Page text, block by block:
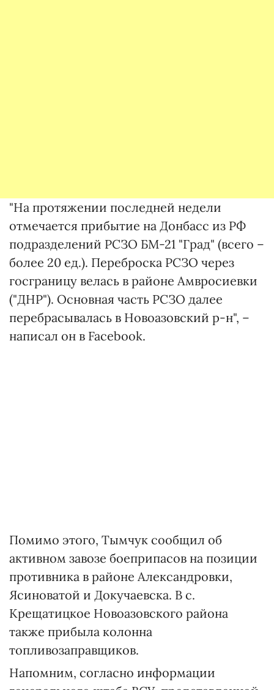
"На протяжении последней недели
отмечается прибытие на Донбасс из РФ
подразделений РСЗО БМ-21 "Град" (всего –
более 20 ед.). Переброска РСЗО через
госграницу велась в районе Амвросиевки
("ДНР"). Основная часть РСЗО далее
перебрасывалась в Новоазовский р-н", –
написал он в Facebook.
Помимо этого, Тымчук сообщил об
активном завозе боеприпасов на позиции
противника в районе Александровки,
Ясиноватой и Докучаевска. В с.
Крещатицкое Новоазовского района
также прибыла колонна
топливозаправщиков.
Напомним, согласно информации